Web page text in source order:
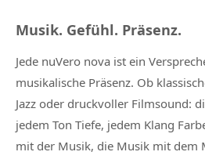
Musik. Gefühl. Präsenz.
Jede nuVero nova ist ein
musikalische Präsenz. Ob
Jazz oder druckvoller Filmsound:
jedem Ton Tiefe, jedem Klang
mit der Musik, die Musik mit dem